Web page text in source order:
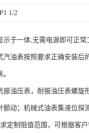
1/2
于一体,无需电源即可正
油表按照要求正确安装后
振油压表，耐振油压表螺
颤动；机械式油表集液位
定制阻值范围，可根据客户